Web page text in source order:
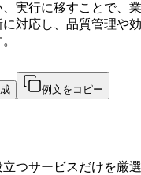
、実行に移すことで、
に対応し、品質管理や
例文をコピー
立つサービスだけを厳